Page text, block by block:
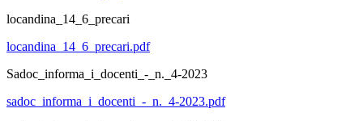
locandina_14_6_precari
locandina_14_6_precari.pdf
Sadoc_informa_i_docenti_-_n._4-2023
sadoc_informa_i_docenti_-_n._4-2023.pdf